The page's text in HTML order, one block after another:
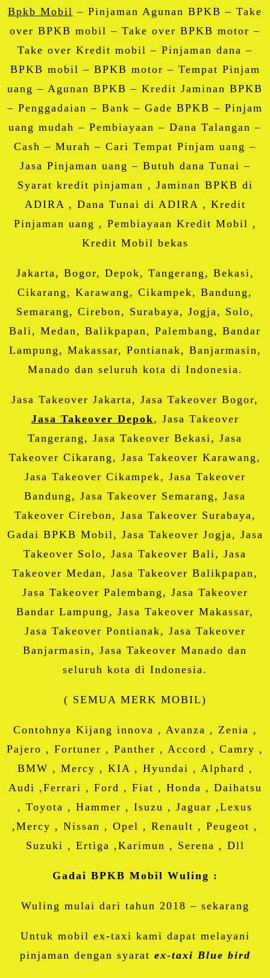
Bpkb Mobil – Pinjaman Agunan BPKB – Take
over BPKB mobil – Take over BPKB motor –
Take over Kredit mobil – Pinjaman dana –
BPKB mobil – BPKB motor – Tempat Pinjam
uang – Agunan BPKB – Kredit Jaminan BPKB
– Penggadaian – Bank – Gade BPKB – Pinjam
uang mudah – Pembiayaan – Dana Talangan –
Cash – Murah – Cari Tempat Pinjam uang –
Jasa Pinjaman uang – Butuh dana Tunai –
Syarat kredit pinjaman , Jaminan BPKB di
ADIRA , Dana Tunai di ADIRA , Kredit
Pinjaman uang , Pembiayaan Kredit Mobil ,
Kredit Mobil bekas
Jakarta, Bogor, Depok, Tangerang, Bekasi,
Cikarang, Karawang, Cikampek, Bandung,
Semarang, Cirebon, Surabaya, Jogja, Solo,
Bali, Medan, Balikpapan, Palembang, Bandar
Lampung, Makassar, Pontianak, Banjarmasin,
Manado dan seluruh kota di Indonesia.
Jasa Takeover Jakarta, Jasa Takeover Bogor,
Jasa Takeover Depok, Jasa Takeover
Tangerang, Jasa Takeover Bekasi, Jasa
Takeover Cikarang, Jasa Takeover Karawang,
Jasa Takeover Cikampek, Jasa Takeover
Bandung, Jasa Takeover Semarang, Jasa
Takeover Cirebon, Jasa Takeover Surabaya,
Gadai BPKB Mobil, Jasa Takeover Jogja, Jasa
Takeover Solo, Jasa Takeover Bali, Jasa
Takeover Medan, Jasa Takeover Balikpapan,
Jasa Takeover Palembang, Jasa Takeover
Bandar Lampung, Jasa Takeover Makassar,
Jasa Takeover Pontianak, Jasa Takeover
Banjarmasin, Jasa Takeover Manado dan
seluruh kota di Indonesia.
( SEMUA MERK MOBIL)
Contohnya Kijang innova , Avanza , Zenia ,
Pajero , Fortuner , Panther , Accord , Camry ,
BMW , Mercy , KIA , Hyundai , Alphard ,
Audi ,Ferrari , Ford , Fiat , Honda , Daihatsu
, Toyota , Hammer , Isuzu , Jaguar ,Lexus
,Mercy , Nissan , Opel , Renault , Peugeot ,
Suzuki , Ertiga ,Karimun , Serena , Dll
Gadai BPKB Mobil Wuling :
Wuling mulai dari tahun 2018 – sekarang
Untuk mobil ex-taxi kami dapat melayani
pinjaman dengan syarat ex-taxi Blue bird